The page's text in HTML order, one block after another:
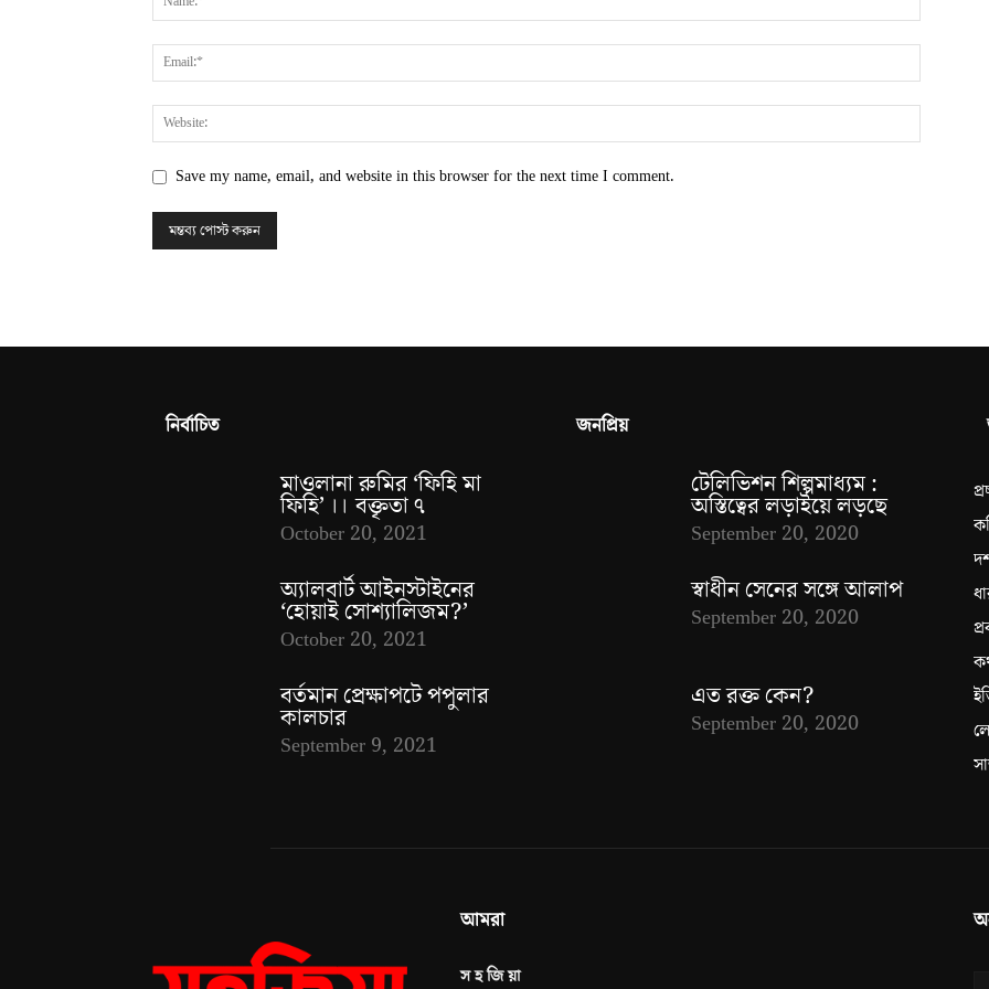
Save my name, email, and website in this browser for the next time I comment.
নির্বাচিত
মাওলানা রুমির ‘ফিহি মা
ফিহি’ ।। বক্তৃতা ৭
October 20, 2021
অ্যালবার্ট আইনস্টাইনের
‘হোয়াই সোশ্যালিজম?’
October 20, 2021
বর্তমান প্রেক্ষাপটে পপুলার
কালচার
September 9, 2021
জনপ্রিয়
টেলিভিশন শিল্পমাধ্যম :
অস্তিত্বের লড়াইয়ে লড়ছে
September 20, 2020
স্বাধীন সেনের সঙ্গে আলাপ
September 20, 2020
এত রক্ত কেন?
September 20, 2020
আমরা
স হ জি য়া